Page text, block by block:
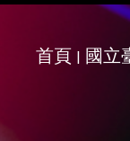
首頁 | 國立